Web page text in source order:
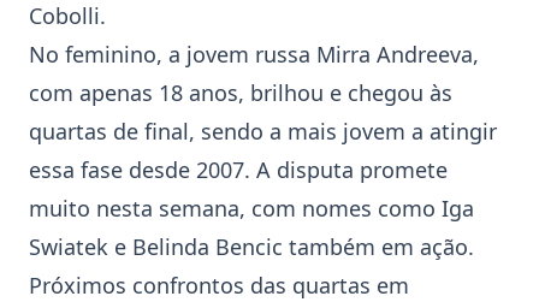
Cobolli.
No feminino, a jovem russa Mirra Andreeva,
com apenas 18 anos, brilhou e chegou às
quartas de final, sendo a mais jovem a atingir
essa fase desde 2007. A disputa promete
muito nesta semana, com nomes como Iga
Swiatek e Belinda Bencic também em ação.
Próximos confrontos das quartas em